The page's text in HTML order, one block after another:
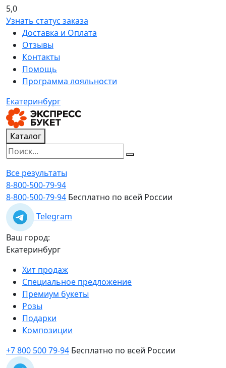
5,0
Узнать статус заказа
Доставка и Оплата
Отзывы
Контакты
Помощь
Программа лояльности
Екатеринбург
Каталог
Все результаты
8-800-500-79-94
8-800-500-79-94 Бесплатно по всей России
Telegram
Ваш город:
Екатеринбург
Хит продаж
Специальное предложение
Премиум букеты
Розы
Подарки
Композиции
+7 800 500 79-94 Бесплатно по всей России